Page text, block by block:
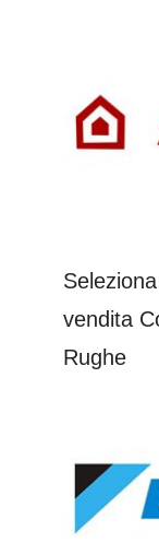
vendita
Rughe